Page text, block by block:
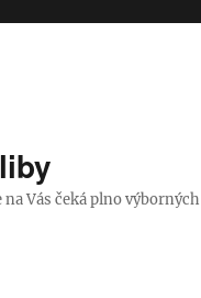
Vás čeká plno